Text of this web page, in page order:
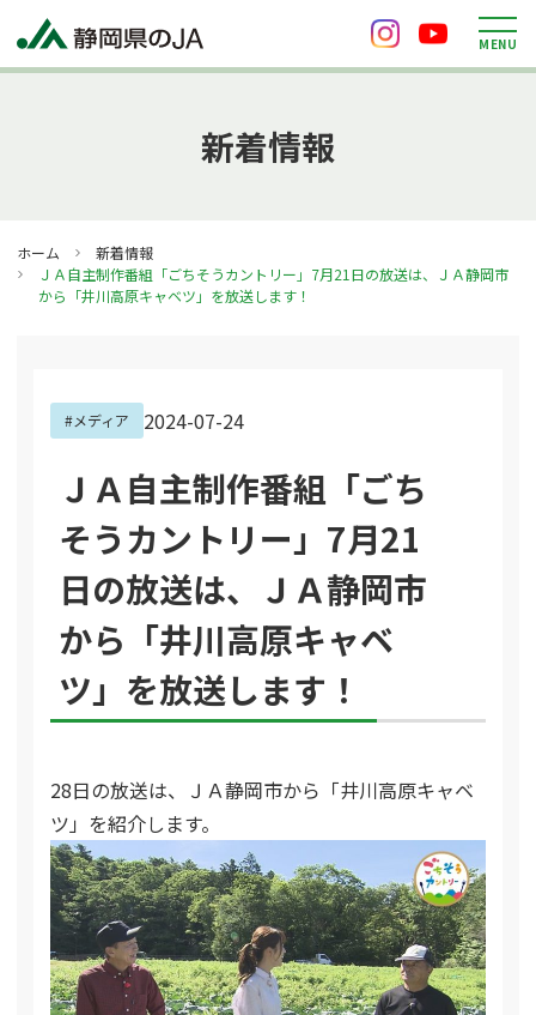
M ENU
新着情報
ホーム
新着情報
ＪＡ自主制作番組「ごちそうカントリー」7月21日の放送は、ＪＡ静岡市
から「井川高原キャベツ」を放送します！
#メディア 2024-07-24
ＪＡ自主制作番組「ごち
そうカントリー」7月21
日の放送は、ＪＡ静岡市
から「井川高原キャベ
ツ」を放送します！
28日の放送は、ＪＡ静岡市から「井川高原キャベ
ツ」を紹介します。